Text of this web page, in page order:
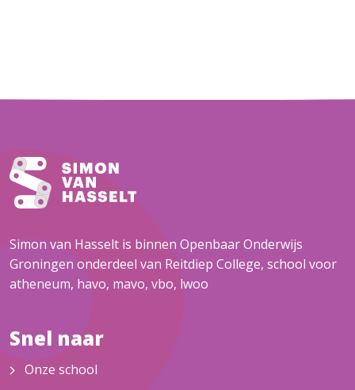
Simon van Hasselt is binnen Openbaar Onderwijs
Groningen onderdeel van Reitdiep College, school voor
atheneum, havo, mavo, vbo, lwoo
Snel naar
Onze school